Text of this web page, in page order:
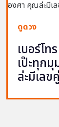
ดูดวง
เบอร์โ
เป๊ะทุก
ล่ะมีเลข